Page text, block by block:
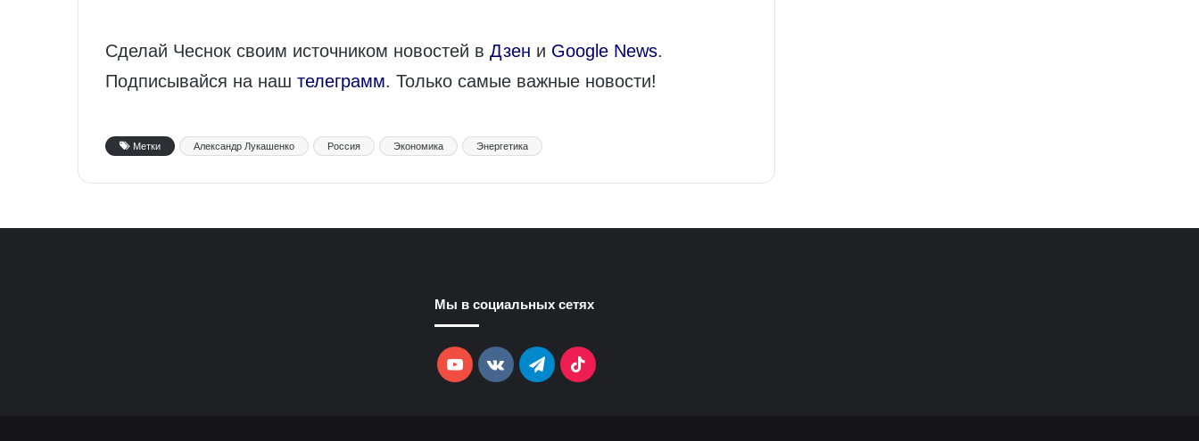
Сделай Чеснок своим источником новостей в Дзен и Google News.
Подписывайся на наш телеграмм. Только самые важные новости!
Метки Александр Лукашенко Россия Экономика Энергетика
Мы в социальных сетях
YouTubevk.comTelegramTikTok